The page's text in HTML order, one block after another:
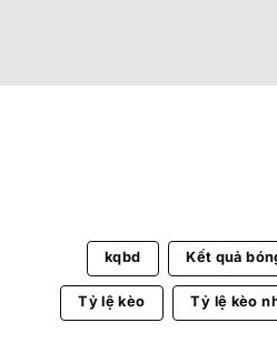
kqbd Kết quả
Tỷ lệ kèo Tỷ lệ kèo